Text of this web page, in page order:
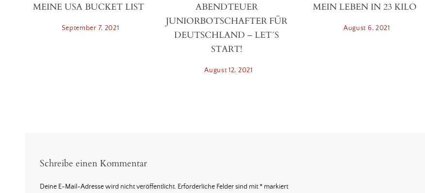
MEINE USA BUCKET LIST
September 7, 2021
ABENDTEUER
JUNIORBOTSCHAFTER FÜR
DEUTSCHLAND – LET´S
START!
August 12, 2021
MEIN LEBEN IN 23 KILO
August 6, 2021
Schreibe einen Kommentar
Deine E-Mail-Adresse wird nicht veröffentlicht. Erforderliche Felder sind mit * markiert